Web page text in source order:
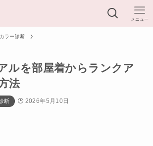
メニュー
ラー診断
ルを部屋着からランクア
法
断 2026年5月10日